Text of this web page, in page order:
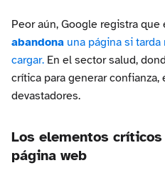
Peor aún, Google registra que
abandona una página si tarda
cargar. En el sector salud,
crítica para generar
devastadores.
Los elementos
página web